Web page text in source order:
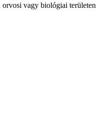
orvosi vagy biológiai területen